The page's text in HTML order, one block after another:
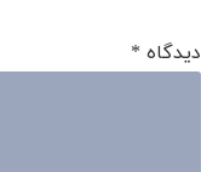
دیدگاه *